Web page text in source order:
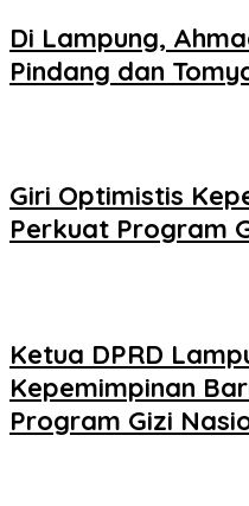
Di Lampung,
Pindang dan
Giri Optimistis
Perkuat Program
Ketua DPRD
Kepemimpinan
Program Gizi